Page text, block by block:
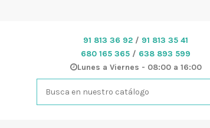
91 813 36 92 / 91 813 35 41
680 165 365 / 638 893 599
Lunes a Viernes - 08:00 a 16:00